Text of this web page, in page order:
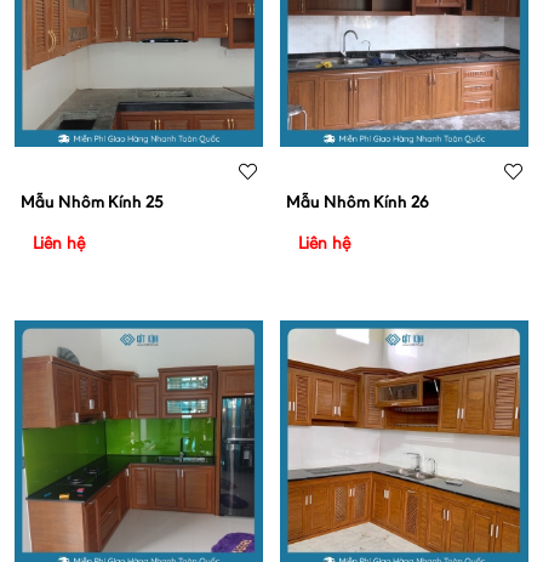
Mẫu Nhôm Kính 25
Liên hệ
Mẫu Nhôm Kính 26
Liên hệ